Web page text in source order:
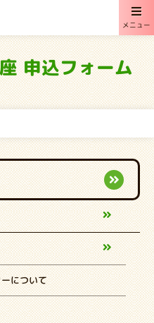
申込フォーム
について
メニュー